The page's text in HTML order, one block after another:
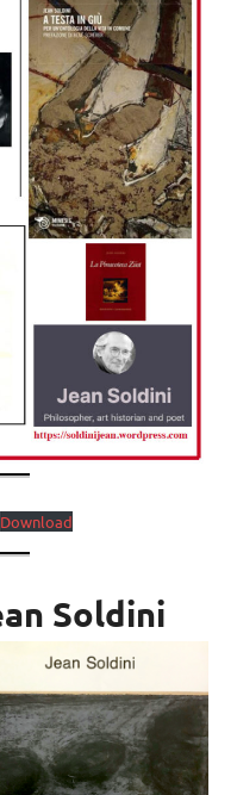
Download
Soldini